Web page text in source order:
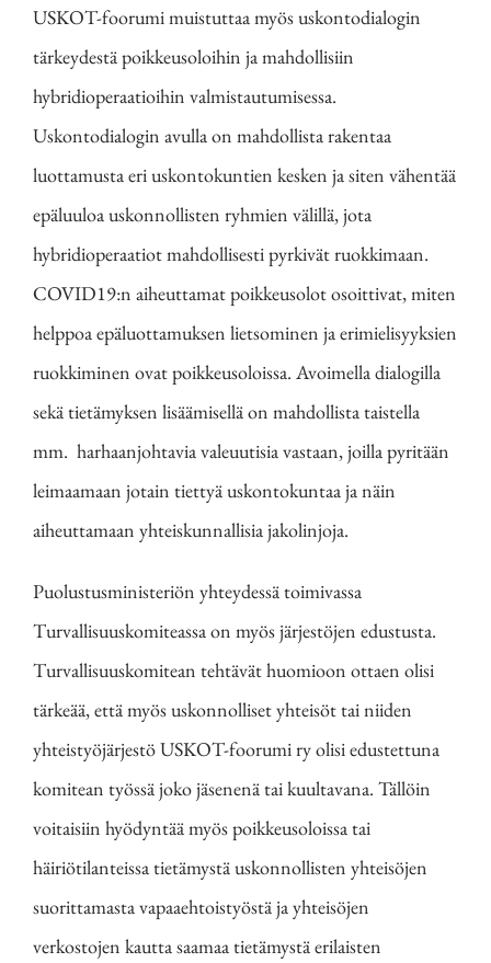
USKOT-foorumi muistuttaa myös uskontodialogin
tärkeydestä poikkeusoloihin ja mahdollisiin
hybridioperaatioihin valmistautumisessa.
Uskontodialogin avulla on mahdollista rakentaa
luottamusta eri uskontokuntien kesken ja siten vähentää
epäluuloa uskonnollisten ryhmien välillä, jota
hybridioperaatiot mahdollisesti pyrkivät ruokkimaan.
COVID19:n aiheuttamat poikkeusolot osoittivat, miten
helppoa epäluottamuksen lietsominen ja erimielisyyksien
ruokkiminen ovat poikkeusoloissa. Avoimella dialogilla
sekä tietämyksen lisäämisellä on mahdollista taistella
mm. harhaanjohtavia valeuutisia vastaan, joilla pyritään
leimaamaan jotain tiettyä uskontokuntaa ja näin
aiheuttamaan yhteiskunnallisia jakolinjoja.
Puolustusministeriön yhteydessä toimivassa
Turvallisuuskomiteassa on myös järjestöjen edustusta.
Turvallisuuskomitean tehtävät huomioon ottaen olisi
tärkeää, että myös uskonnolliset yhteisöt tai niiden
yhteistyöjärjestö USKOT-foorumi ry olisi edustettuna
komitean työssä joko jäsenenä tai kuultavana. Tällöin
voitaisiin hyödyntää myös poikkeusoloissa tai
häiriötilanteissa tietämystä uskonnollisten yhteisöjen
suorittamasta vapaaehtoistyöstä ja yhteisöjen
verkostojen kautta saamaa tietämystä erilaisten